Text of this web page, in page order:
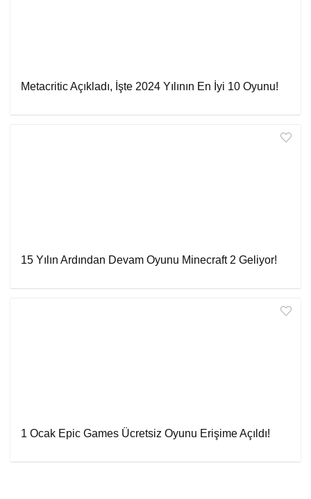
Metacritic Açıkladı, İşte 2024 Yılının En İyi 10 Oyunu!
15 Yılın Ardından Devam Oyunu Minecraft 2 Geliyor!
1 Ocak Epic Games Ücretsiz Oyunu Erişime Açıldı!